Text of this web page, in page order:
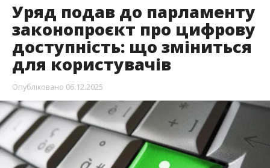
Уряд подав до парламенту
законопроєкт про цифрову
доступність: що зміниться
для користувачів
Опубліковано 06.12.2025